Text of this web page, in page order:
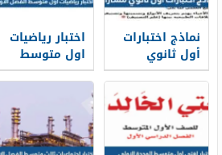
نماذج اختبارات
أول ثانوي
مسارات 1448
اختبار رياضيات
اول متوسط
الفصل الاول